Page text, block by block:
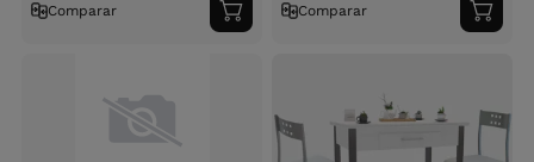
Comparar
Adicionar
ao
Comparar
ao